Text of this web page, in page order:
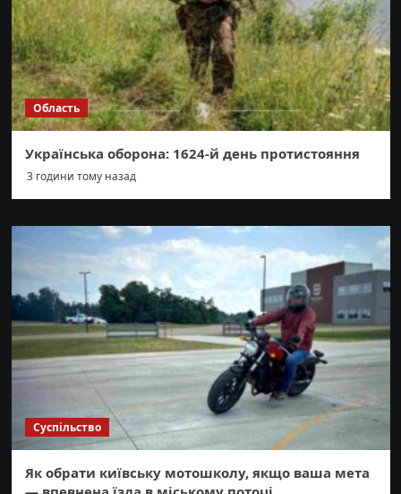
Область
Українська оборона: 1624-й день протистояння
3 години тому назад
Суспільство
Як обрати київську мотошколу, якщо ваша мета